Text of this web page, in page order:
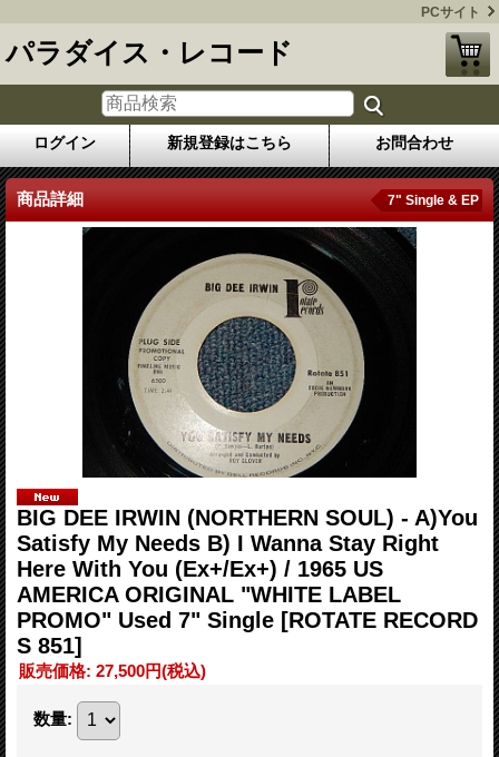
PCサイト
パラダイス・レコード
ログイン 新規登録はこちら お問合わせ
商品詳細 7" Single & EP
BIG DEE IRWIN (NORTHERN SOUL) - A)You
Satisfy My Needs B) I Wanna Stay Right
Here With You (Ex+/Ex+) / 1965 US
AMERICA ORIGINAL "WHITE LABEL
PROMO" Used 7" Single [ROTATE RECORD
S 851]
販売価格: 27,500円(税込)
数量: